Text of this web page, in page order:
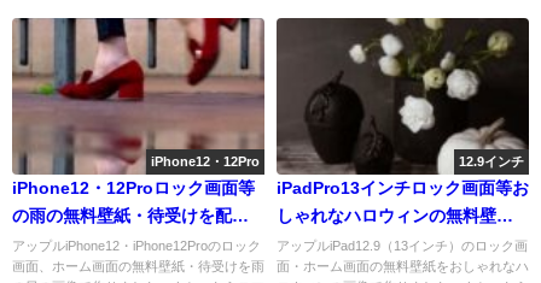
iPhone12・12Pro
iPhone12・12Proロック画面等
の雨の無料壁紙・待受けを配信
中
アップルiPhone12・iPhone12Proのロック
画面、ホーム画面の無料壁紙・待受けを雨
12.9インチ
iPadPro13インチロック画面等お
しゃれなハロウィンの無料壁紙
配信中
アップルiPad12.9（13インチ）のロック画
面・ホーム画面の無料壁紙をおしゃれなハ